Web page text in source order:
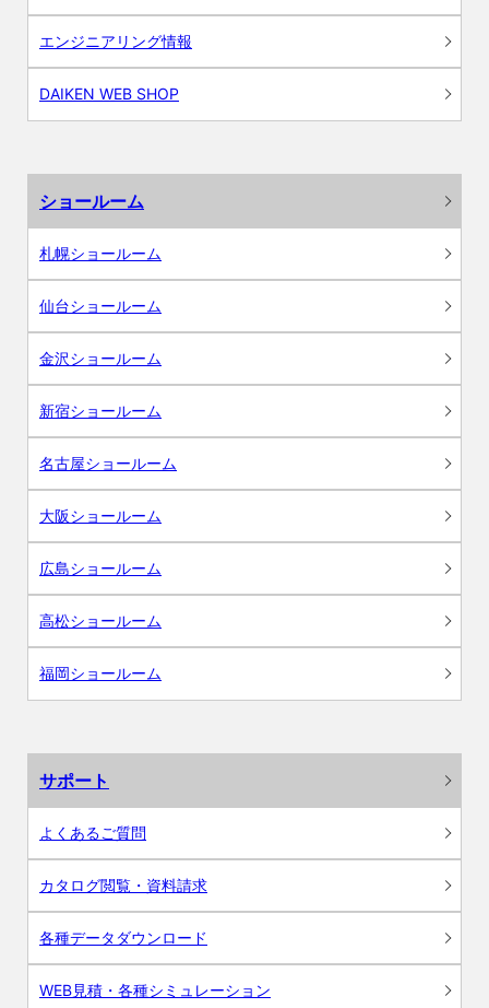
エンジニアリング情報
DAIKEN WEB SHOP
ショールーム
札幌ショールーム
仙台ショールーム
金沢ショールーム
新宿ショールーム
名古屋ショールーム
大阪ショールーム
広島ショールーム
高松ショールーム
福岡ショールーム
サポート
よくあるご質問
カタログ閲覧・資料請求
各種データダウンロード
WEB見積・各種シミュレーション